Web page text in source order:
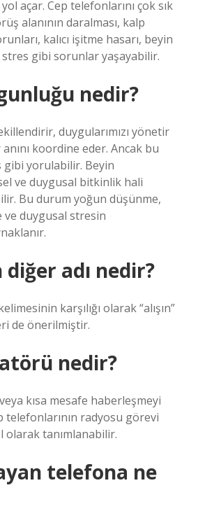
açar. Cep telefonlarını çok sık
alanının daralması, kalp
kalıcı işitme hasarı, beyin
gibi sorunlar yaşayabilir.
nedir?
duygularımızı yönetir
anını koordine eder. Ancak bu
gibi yorulabilir. Beyin
ve duygusal bitkinlik hali
Bu durum yoğun düşünme,
duygusal stresin
adı nedir?
karşılığı olarak “alışın”
de önerilmiştir.
nedir?
kısa mesafe haberleşmeyi
telefonlarının radyosu görevi
tanımlanabilir.
telefona ne